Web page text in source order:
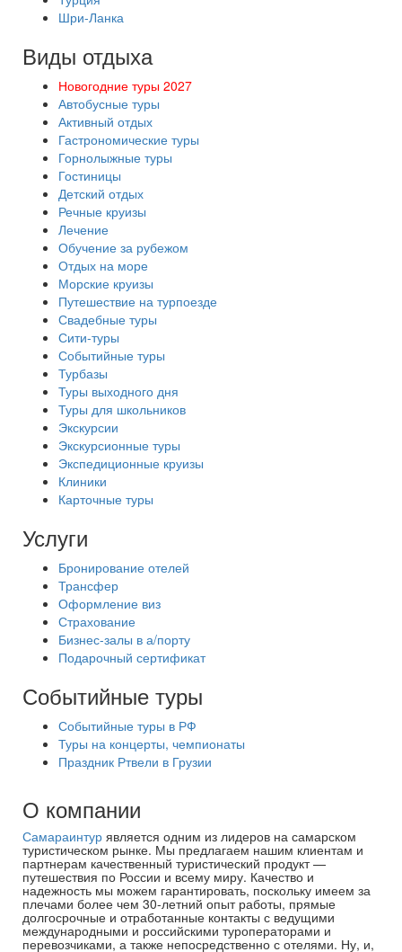
Шри-Ланка
Виды отдыха
Новогодние туры 2027
Автобусные туры
Активный отдых
Гастрономические туры
Горнолыжные туры
Гостиницы
Детский отдых
Речные круизы
Лечение
Обучение за рубежом
Отдых на море
Морские круизы
Путешествие на турпоезде
Свадебные туры
Сити-туры
Событийные туры
Турбазы
Туры выходного дня
Туры для школьников
Экскурсии
Экскурсионные туры
Экспедиционные круизы
Клиники
Карточные туры
Услуги
Бронирование отелей
Трансфер
Оформление виз
Страхование
Бизнес-залы в а/порту
Подарочный сертификат
Событийные туры
Событийные туры в РФ
Туры на концерты, чемпионаты
Праздник Ртвели в Грузии
О компании
Самараинтур является одним из лидеров на самарском
туристическом рынке. Мы предлагаем нашим клиентам и
партнерам качественный туристический продукт —
путешествия по России и всему миру. Качество и
надежность мы можем гарантировать, поскольку имеем за
плечами более чем 30-летний опыт работы, прямые
долгосрочные и отработанные контакты с ведущими
международными и российскими туроператорами и
перевозчиками, а также непосредственно с отелями. Ну, и,